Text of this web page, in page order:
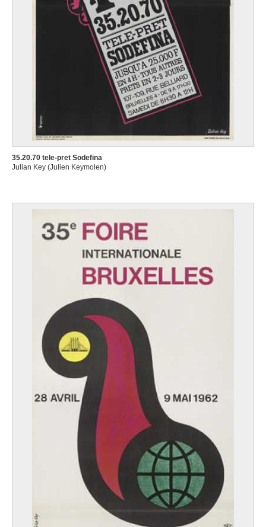
35.20.70 tele-pret Sodefina
Julian Key (Julien Keymolen)